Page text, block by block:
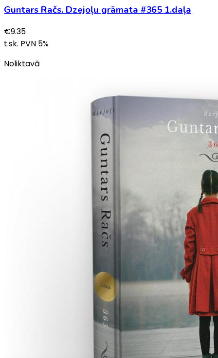
Guntars Račs. Dzejoļu grāmata #365 1.daļa
€9.35
t.sk. PVN 5%
Noliktavā